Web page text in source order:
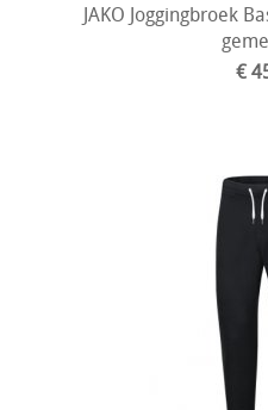
JAKO Joggingbroek
€